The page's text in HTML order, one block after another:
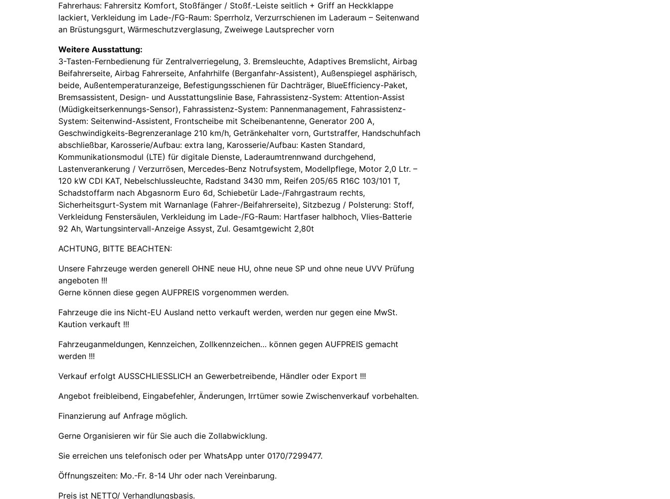
Fahrerhaus: Fahrersitz Komfort, Stoßfänger / Stoßf.-Leiste seitlich + Griff an Heckklappe
lackiert, Verkleidung im Lade-/FG-Raum: Sperrholz, Verzurrschienen im Laderaum – Seitenwand
an Brüstungsgurt, Wärmeschutzverglasung, Zweiwege Lautsprecher vorn
Weitere Ausstattung:
3-Tasten-Fernbedienung für Zentralverriegelung, 3. Bremsleuchte, Adaptives Bremslicht, Airbag
Beifahrerseite, Airbag Fahrerseite, Anfahrhilfe (Berganfahr-Assistent), Außenspiegel asphärisch,
beide, Außentemperaturanzeige, Befestigungsschienen für Dachträger, BlueEfficiency-Paket,
Bremsassistent, Design- und Ausstattungslinie Base, Fahrassistenz-System: Attention-Assist
(Müdigkeitserkennungs-Sensor), Fahrassistenz-System: Pannenmanagement, Fahrassistenz-
System: Seitenwind-Assistent, Frontscheibe mit Scheibenantenne, Generator 200 A,
Geschwindigkeits-Begrenzeranlage 210 km/h, Getränkehalter vorn, Gurtstraffer, Handschuhfach
abschließbar, Karosserie/Aufbau: extra lang, Karosserie/Aufbau: Kasten Standard,
Kommunikationsmodul (LTE) für digitale Dienste, Laderaumtrennwand durchgehend,
Lastenverankerung / Verzurrösen, Mercedes-Benz Notrufsystem, Modellpflege, Motor 2,0 Ltr. –
120 kW CDI KAT, Nebelschlussleuchte, Radstand 3430 mm, Reifen 205/65 R16C 103/101 T,
Schadstoffarm nach Abgasnorm Euro 6d, Schiebetür Lade-/Fahrgastraum rechts,
Sicherheitsgurt-System mit Warnanlage (Fahrer-/Beifahrerseite), Sitzbezug / Polsterung: Stoff,
Verkleidung Fenstersäulen, Verkleidung im Lade-/FG-Raum: Hartfaser halbhoch, Vlies-Batterie
92 Ah, Wartungsintervall-Anzeige Assyst, Zul. Gesamtgewicht 2,80t
ACHTUNG, BITTE BEACHTEN:
Unsere Fahrzeuge werden generell OHNE neue HU, ohne neue SP und ohne neue UVV Prüfung
angeboten !!!
Gerne können diese gegen AUFPREIS vorgenommen werden.
Fahrzeuge die ins Nicht-EU Ausland netto verkauft werden, werden nur gegen eine MwSt.
Kaution verkauft !!!
Fahrzeuganmeldungen, Kennzeichen, Zollkennzeichen… können gegen AUFPREIS gemacht
werden !!!
Verkauf erfolgt AUSSCHLIESSLICH an Gewerbetreibende, Händler oder Export !!!
Angebot freibleibend, Eingabefehler, Änderungen, Irrtümer sowie Zwischenverkauf vorbehalten.
Finanzierung auf Anfrage möglich.
Gerne Organisieren wir für Sie auch die Zollabwicklung.
Sie erreichen uns telefonisch oder per WhatsApp unter 0170/7299477.
Öffnungszeiten: Mo.-Fr. 8-14 Uhr oder nach Vereinbarung.
Preis ist NETTO/ Verhandlungsbasis.